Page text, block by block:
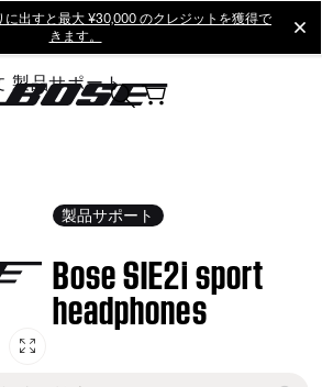
に出すと最大 ¥30,000 のクレジットを獲得で
きます。
製品サポート
製品サポート
Bose SIE2i sport
headphones